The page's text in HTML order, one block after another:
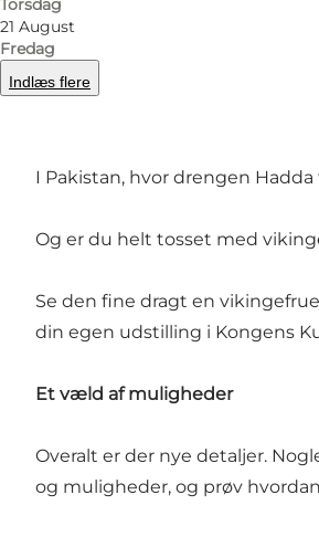
Torsdag
21 August
Fredag
Indlæs flere
Bag skraldespanden kan du
for at beboere kunne vide, at
I Pakistan, hvor drengen
Og er du helt tosset med
Se den fine dragt en
din egen udstilling i Kongens
Et væld af muligheder
Overalt er der nye detaljer.
og muligheder, og prøv